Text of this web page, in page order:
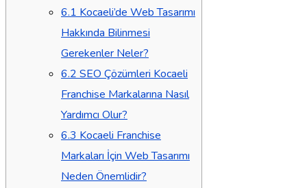
6.1 Kocaeli’de Web Tasarımı
Hakkında Bilinmesi
Gerekenler Neler?
6.2 SEO Çözümleri Kocaeli
Franchise Markalarına Nasıl
Yardımcı Olur?
6.3 Kocaeli Franchise
Markaları İçin Web Tasarımı
Neden Önemlidir?